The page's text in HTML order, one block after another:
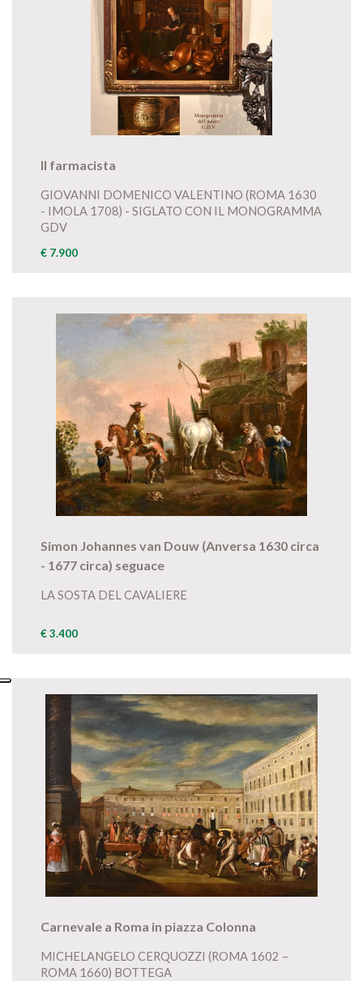
Il farmacista
GIOVANNI DOMENICO VALENTINO (ROMA 1630
- IMOLA 1708) - SIGLATO CON IL MONOGRAMMA
GDV
€ 7.900
Simon Johannes van Douw (Anversa 1630 circa
- 1677 circa) seguace
LA SOSTA DEL CAVALIERE
€ 3.400
Carnevale a Roma in piazza Colonna
MICHELANGELO CERQUOZZI (ROMA 1602 –
ROMA 1660) BOTTEGA